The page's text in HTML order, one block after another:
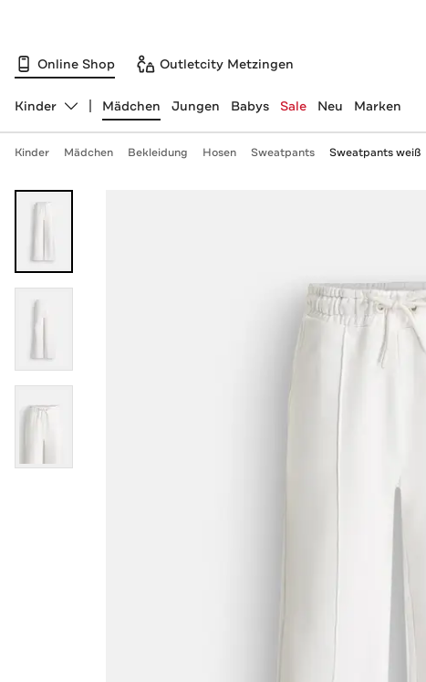
Online Shop Outletcity Metzingen
Abteilung ändern, ausgewählt:
Kinder Mädchen Jungen Babys Sale Neu Marken
Kinder Mädchen Bekleidung Hosen Sweatpants Sweatpants weiß